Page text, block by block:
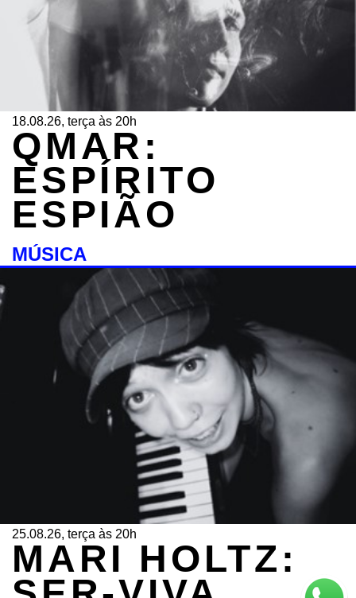
18.08.26, terça às 20h
QMAR:
ESPÍRITO
ESPIÃO
MÚSICA
25.08.26, terça às 20h
MARI HOLTZ: